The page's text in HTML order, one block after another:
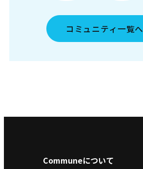
コミュニティ一覧へ
Communeについて